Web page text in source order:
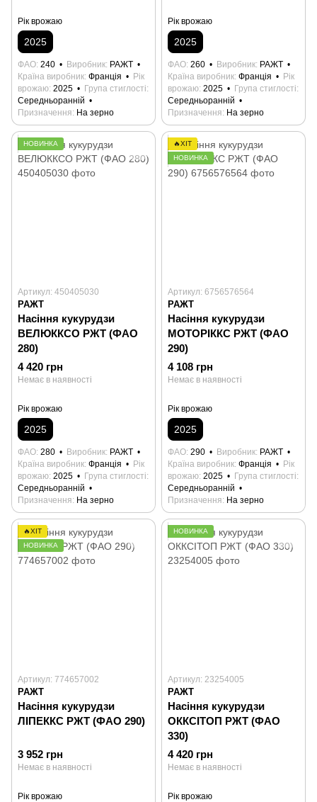
Рік врожаю
2025
ФАО 240 Виробник РАЖТ
Країна виробник Франція
Рік
врожаю 2025
Група стиглості
Середньоранній
Призначення На зерно
Рік врожаю
2025
ФАО 260 Виробник РАЖТ
Країна виробник Франція
Рік
врожаю 2025
Група стиглості
Середньоранній
Призначення На зерно
НОВИНКА
Артикул: 450405030
РАЖТ
Насіння кукурудзи
ВЕЛЮККСО РЖТ (ФАО
280)
4 420 грн
Немає в наявності
Рік врожаю
2025
ФАО 280 Виробник РАЖТ
Країна виробник Франція
Рік
врожаю 2025
Група стиглості
Середньоранній
Призначення На зерно
🔥ХІТ
НОВИНКА
Артикул: 6756576564
РАЖТ
Насіння кукурудзи
МОТОРІККС РЖТ (ФАО
290)
4 108 грн
Немає в наявності
Рік врожаю
2025
ФАО 290 Виробник РАЖТ
Країна виробник Франція
Рік
врожаю 2025
Група стиглості
Середньоранній
Призначення На зерно
🔥ХІТ
НОВИНКА
Артикул: 774657002
РАЖТ
Насіння кукурудзи
ЛІПЕККС РЖТ (ФАО 290)
3 952 грн
Немає в наявності
Рік врожаю
НОВИНКА
Артикул: 23254005
РАЖТ
Насіння кукурудзи
ОККСІТОП РЖТ (ФАО
330)
4 420 грн
Немає в наявності
Рік врожаю